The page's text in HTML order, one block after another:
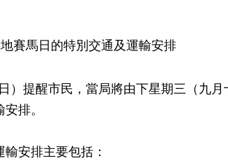
賽馬日的特別交通及運輸安排
提醒市民，當局將由下星期三（九
排。
安排主要包括：